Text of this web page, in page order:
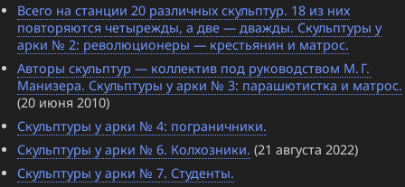
Всего на станции 20 различных скульптур. 18 из них
повторяются четырежды, а две — дважды. Скульптуры у
арки № 2: революционеры — крестьянин и матрос.
Авторы скульптур — коллектив под руководством М. Г.
Манизера. Скульптуры у арки № 3: парашютистка и матрос.
(20 июня 2010)
Скульптуры у арки № 4: пограничники.
Скульптуры у арки № 6. Колхозники. (21 августа 2022)
Скульптуры у арки № 7. Студенты.